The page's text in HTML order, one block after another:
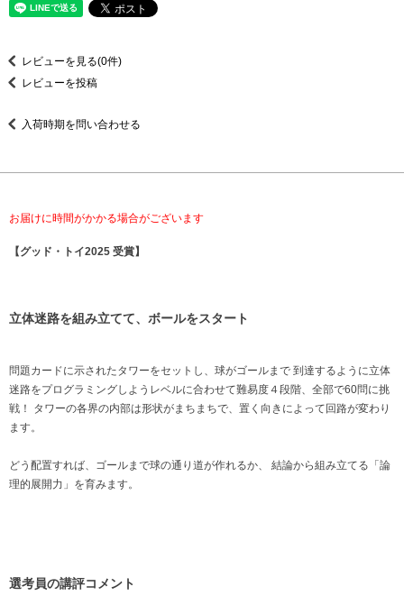
レビューを見る(0件)
レビューを投稿
入荷時期を問い合わせる
お届けに時間がかかる場合がございます
【グッド・トイ2025 受賞】
立体迷路を組み立てて、ボールをスタート
問題カードに⽰されたタワーをセットし、球がゴールまで 到達するように⽴体
迷路をプログラミングしようレベルに合わせて難易度４段階、全部で60問に挑
戦！ タワーの各界の内部は形状がまちまちで、置く向きによって回路が変わり
ます。
どう配置すれば、ゴールまで球の通り道が作れるか、 結論から組み立てる「論
理的展開力」を育みます。
選考員の講評コメント